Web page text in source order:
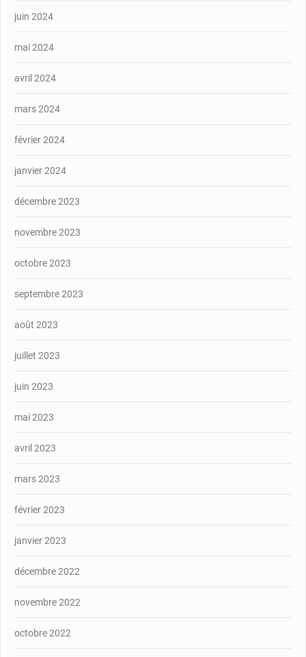
juin 2024
mai 2024
avril 2024
mars 2024
février 2024
janvier 2024
décembre 2023
novembre 2023
octobre 2023
septembre 2023
août 2023
juillet 2023
juin 2023
mai 2023
avril 2023
mars 2023
février 2023
janvier 2023
décembre 2022
novembre 2022
octobre 2022